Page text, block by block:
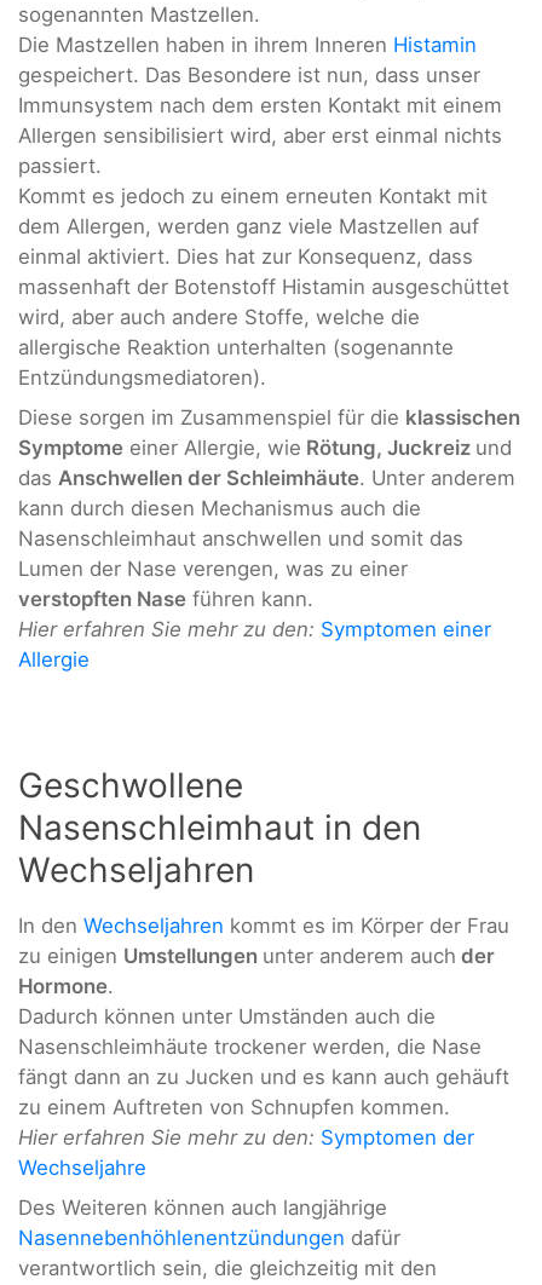
sogenannten Mastzellen.
Die Mastzellen haben in ihrem Inneren Histamin
gespeichert. Das Besondere ist nun, dass unser
Immunsystem nach dem ersten Kontakt mit einem
Allergen sensibilisiert wird, aber erst einmal nichts
passiert.
Kommt es jedoch zu einem erneuten Kontakt mit
dem Allergen, werden ganz viele Mastzellen auf
einmal aktiviert. Dies hat zur Konsequenz, dass
massenhaft der Botenstoff Histamin ausgeschüttet
wird, aber auch andere Stoffe, welche die
allergische Reaktion unterhalten (sogenannte
Entzündungsmediatoren).
Diese sorgen im Zusammenspiel für die klassischen
Symptome einer Allergie, wie Rötung, Juckreiz und
das Anschwellen der Schleimhäute. Unter anderem
kann durch diesen Mechanismus auch die
Nasenschleimhaut anschwellen und somit das
Lumen der Nase verengen, was zu einer
verstopften Nase führen kann.
Hier erfahren Sie mehr zu den: Symptomen einer
Allergie
Geschwollene
Nasenschleimhaut in den
Wechseljahren
In den Wechseljahren kommt es im Körper der Frau
zu einigen Umstellungen unter anderem auch der
Hormone.
Dadurch können unter Umständen auch die
Nasenschleimhäute trockener werden, die Nase
fängt dann an zu Jucken und es kann auch gehäuft
zu einem Auftreten von Schnupfen kommen.
Hier erfahren Sie mehr zu den: Symptomen der
Wechseljahre
Des Weiteren können auch langjährige
Nasennebenhöhlenentzündungen dafür
verantwortlich sein, die gleichzeitig mit den